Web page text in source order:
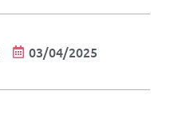
03/04/2025